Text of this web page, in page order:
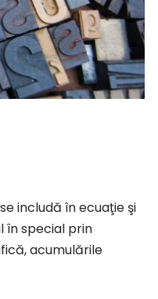
includă în ecuaţie şi
în special prin
acumulările